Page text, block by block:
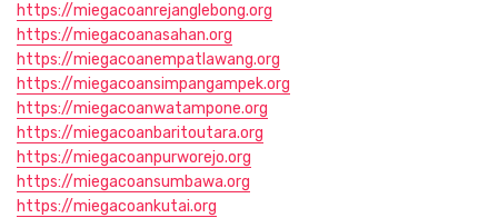
https://miegacoanrejanglebong.org
https://miegacoanasahan.org
https://miegacoanempatlawang.org
https://miegacoansimpangampek.org
https://miegacoanwatampone.org
https://miegacoanbaritoutara.org
https://miegacoanpurworejo.org
https://miegacoansumbawa.org
https://miegacoankutai.org